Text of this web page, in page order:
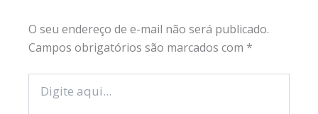
O seu endereço de e-mail não será publicado.
Campos obrigatórios são marcados com *
aqui...